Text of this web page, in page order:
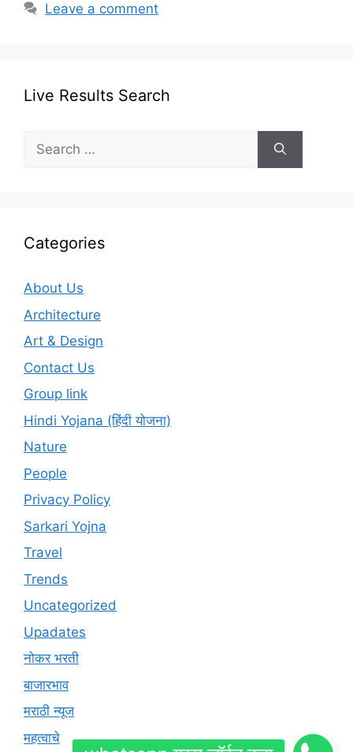
Leave a comment
Live Results Search
Search
for:
Categories
About Us
Architecture
Art & Design
Contact Us
Group link
Hindi Yojana (हिंदी योजना)
Nature
People
Privacy Policy
Sarkari Yojna
Travel
Trends
Uncategorized
Upadates
नोकर भरती
बाजारभाव
मराठी न्यूज
महत्वाचे